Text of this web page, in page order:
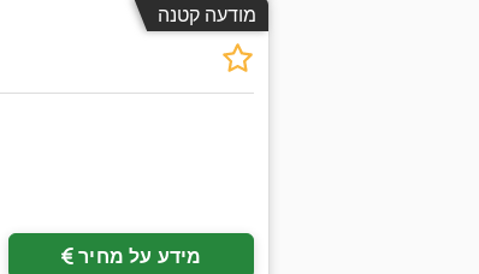
מודעה קטנה
מידע על מחיר